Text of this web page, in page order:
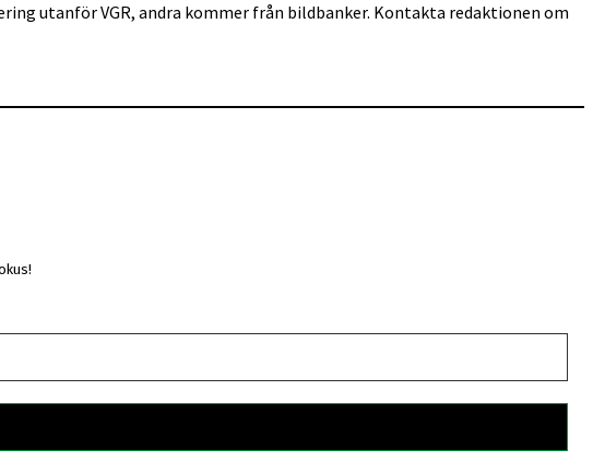
utanför VGR, andra kommer från bildbanker. Kontakta redaktionen om